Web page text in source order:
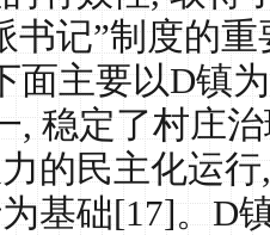
书记”制度的重
面主要以D镇
,稳定了村庄
的民主化运行
基础[17]。D